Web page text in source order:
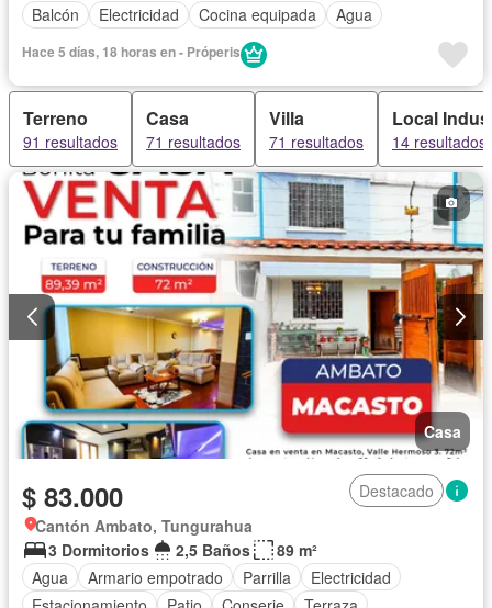
Balcón
Electricidad Cocina equipada Agua
Hace 5 días, 18 horas en - Próperis
Terreno
91 resultados
Casa
71 resultados
Villa
71 resultados
Local
14 resultados
Casa
$ 83.000
Destacado
Cantón Ambato, Tungurahua
3 Dormitorios
2,5 Baños
89 m²
Agua
Armario empotrado Parrilla
Electricidad